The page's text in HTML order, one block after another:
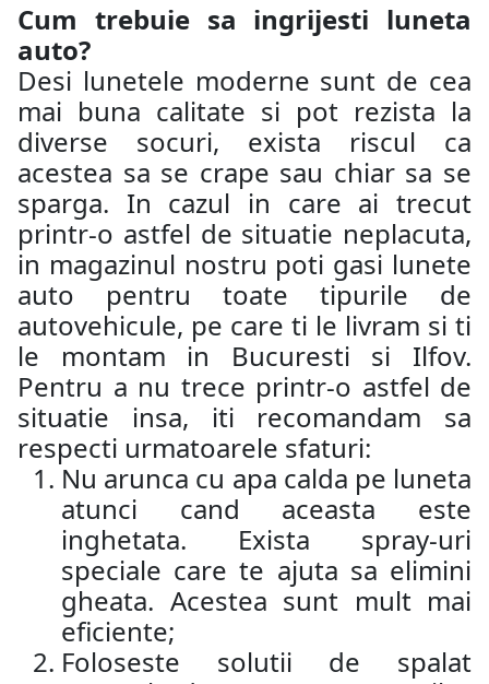
Cum trebuie sa ingrijesti luneta
auto?
Desi lunetele moderne sunt de cea
mai buna calitate si pot rezista la
diverse socuri, exista riscul ca
acestea sa se crape sau chiar sa se
sparga. In cazul in care ai trecut
printr-o astfel de situatie neplacuta,
in magazinul nostru poti gasi lunete
auto pentru toate tipurile de
autovehicule, pe care ti le livram si ti
le montam in Bucuresti si Ilfov.
Pentru a nu trece printr-o astfel de
situatie insa, iti recomandam sa
respecti urmatoarele sfaturi:
Nu arunca cu apa calda pe luneta
atunci cand aceasta este
inghetata. Exista spray-uri
speciale care te ajuta sa elimini
gheata. Acestea sunt mult mai
eficiente;
Foloseste solutii de spalat